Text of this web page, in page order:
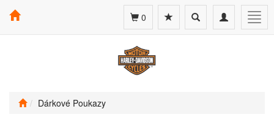
Toggle
navigation
Toggle
search
0
Dárkové Poukazy